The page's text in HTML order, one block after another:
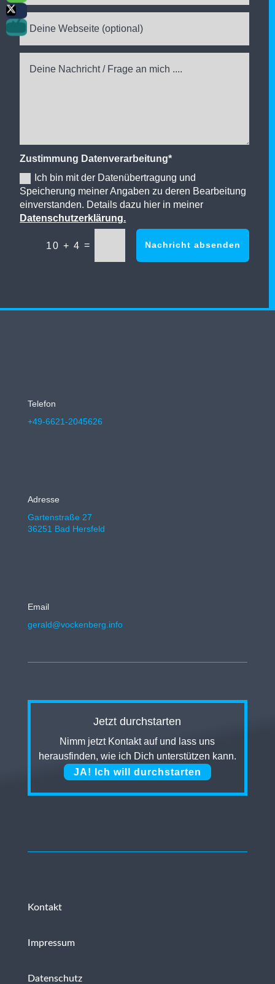
Zustimmung Datenverarbeitung*
Ich bin mit der Datenübertragung und
Speicherung meiner Angaben zu deren Bearbeitung
einverstanden. Details dazu hier in meiner
Datenschutzerklärung.
10 + 4 = Nachricht absenden
Telefon
+49-6621-2045626
Adresse
Gartenstraße 27
36251 Bad Hersfeld
Email
gerald@vockenberg.info
Jetzt durchstarten
Nimm jetzt Kontakt auf und lass uns
herausfinden, wie ich Dich unterstützen kann.
JA! Ich will durchstarten
Kontakt
Impressum
Datenschutz